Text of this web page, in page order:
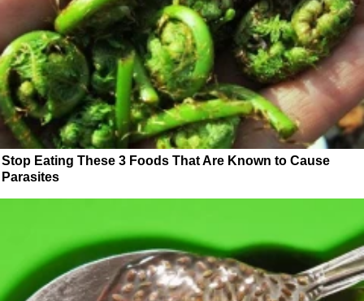
Stop Eating These 3 Foods That Are Known to Cause
Parasites